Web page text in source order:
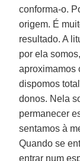
conforma-o.
origem. É
resultado. A
por ela
aproximamos
dispomos
donos. Nela
permanecer
sentamos à
Quando se
entrar num